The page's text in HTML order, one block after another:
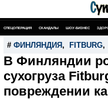
СПЕЦОПЕРАЦИЯ СКАНДАЛЫ ШОУ-БИЗНЕС
# ФИНЛЯНДИЯ , FITBURG,
В Финляндии
сухогруза
повреждении